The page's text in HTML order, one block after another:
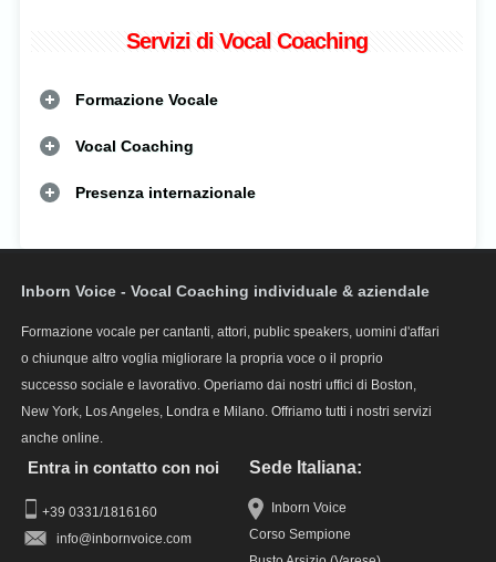
Servizi di Vocal Coaching
Formazione Vocale
Vocal Coaching
Presenza internazionale
Inborn Voice - Vocal Coaching individuale & aziendale
Formazione vocale per cantanti, attori, public speakers, uomini d'affari
o chiunque altro voglia migliorare la propria voce o il proprio
successo sociale e lavorativo. Operiamo dai nostri uffici di Boston,
New York, Los Angeles, Londra e Milano. Offriamo tutti i nostri servizi
anche online.
Entra in contatto con noi
+39 0331/1816160
info
Sede Italiana:
Inborn Voice
Corso Sempione